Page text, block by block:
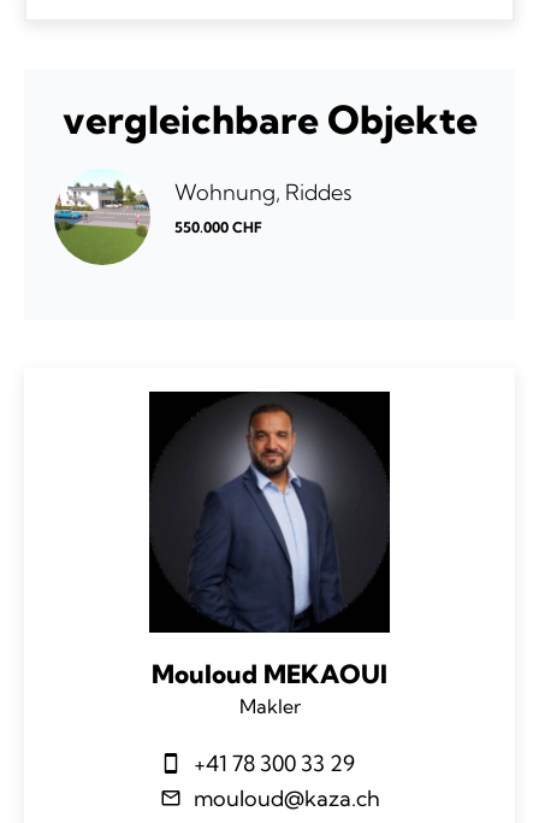
vergleichbare Objekte
Wohnung, Riddes
550.000 CHF
Mouloud MEKAOUI
Makler
+41 78 300 33 29
mouloud@kaza.ch